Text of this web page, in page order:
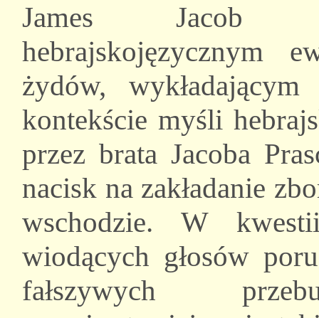
James Jacob
hebrajskojęzycznym
żydów,
kontekście myśli
przez brata Jacoba
nacisk na zakładanie
wschodzie. W
wiodących głosów
fałszywych